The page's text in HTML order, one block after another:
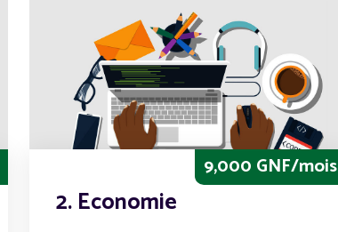
9,000 GNF/mois
2. Economie